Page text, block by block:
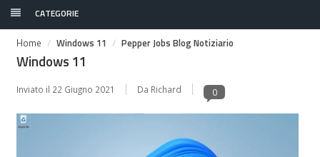
CATEGORIE
Home Windows 11 Pepper Jobs Blog Notiziario
Windows 11
Inviato il 22 Giugno 2021 Da Richard 0